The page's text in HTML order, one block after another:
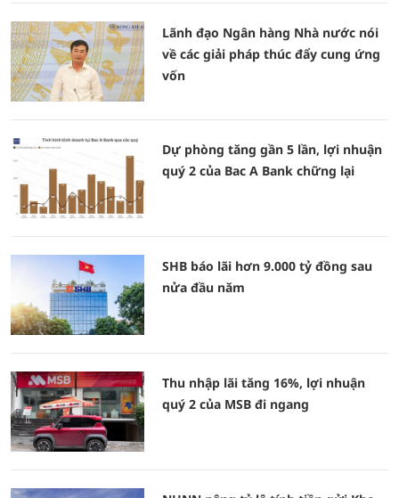
Lãnh đạo Ngân hàng Nhà nước nói
về các giải pháp thúc đẩy cung ứng
vốn
Dự phòng tăng gần 5 lần, lợi nhuận
quý 2 của Bac A Bank chững lại
SHB báo lãi hơn 9.000 tỷ đồng sau
nửa đầu năm
Thu nhập lãi tăng 16%, lợi nhuận
quý 2 của MSB đi ngang